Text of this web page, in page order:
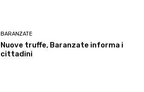
BARANZATE
Nuove truffe, Baranzate informa i
cittadini